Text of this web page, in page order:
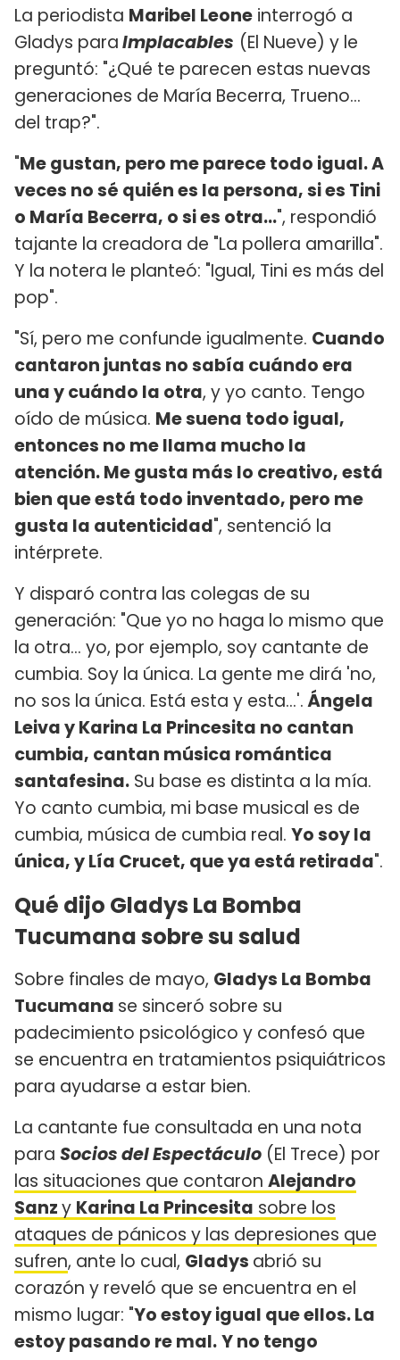
La periodista Maribel Leone interrogó a
Gladys paraImplacables (El Nueve) y le
preguntó: "¿Qué te parecen estas nuevas
generaciones de María Becerra, Trueno...
del trap?".
"Me gustan, pero me parece todo igual. A
veces no sé quién es la persona, si es Tini
o María Becerra, o si es otra...", respondió
tajante la creadora de "La pollera amarilla".
Y la notera le planteó: "Igual, Tini es más del
pop".
"Sí, pero me confunde igualmente. Cuando
cantaron juntas no sabía cuándo era
una y cuándo la otra, y yo canto. Tengo
oído de música. Me suena todo igual,
entonces no me llama mucho la
atención. Me gusta más lo creativo, está
bien que está todo inventado, pero me
gusta la autenticidad", sentenció la
intérprete.
Y disparó contra las colegas de su
generación: "Que yo no haga lo mismo que
la otra... yo, por ejemplo, soy cantante de
cumbia. Soy la única. La gente me dirá 'no,
no sos la única. Está esta y esta...'.Ángela
Leiva y Karina La Princesita no cantan
cumbia, cantan música romántica
santafesina. Su base es distinta a la mía.
Yo canto cumbia, mi base musical es de
cumbia, música de cumbia real. Yo soy la
única, y Lía Crucet, que ya está retirada".
Qué dijo Gladys La Bomba
Tucumana sobre su salud
Sobre finales de mayo, Gladys La Bomba
Tucumana se sinceró sobre su
padecimiento psicológico y confesó que
se encuentra en tratamientos psiquiátricos
para ayudarse a estar bien.
La cantante fue consultada en una nota
para Socios del Espectáculo (El Trece) por
las situaciones que contaron Alejandro
Sanzy Karina La Princesita sobre los
ataques de pánicos y las depresiones que
sufren, ante lo cual, Gladys abrió su
corazón y reveló que se encuentra en el
mismo lugar: "Yo estoy igual que ellos. La
estoy pasando re mal.Y no tengo